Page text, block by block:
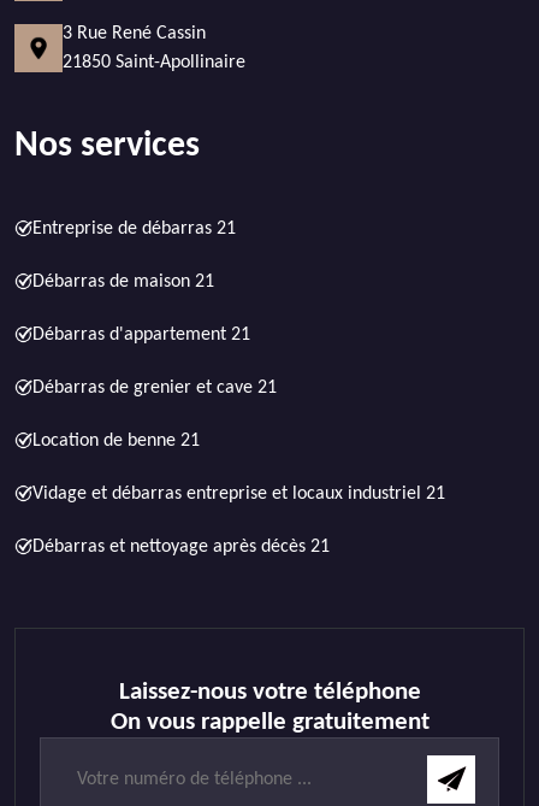
3 Rue René Cassin
21850 Saint-Apollinaire
Nos services
Entreprise de débarras 21
Débarras de maison 21
Débarras d'appartement 21
Débarras de grenier et cave 21
Location de benne 21
Vidage et débarras entreprise et locaux industriel 21
Débarras et nettoyage après décès 21
Laissez-nous votre téléphone
On vous rappelle gratuitement